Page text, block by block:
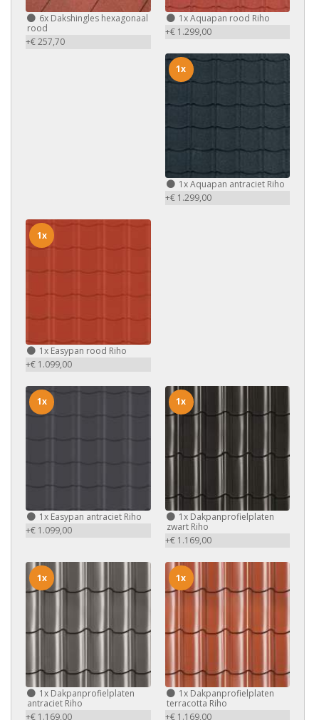
6x Dakshingles hexagonaal
rood
+€ 257,70
1xAquapan rood Riho
+€ 1.299,00
1xAquapan antraciet Riho
+€ 1.299,00
1x
1x Easypan rood Riho
+€ 1.099,00
1x
1x Easypan antraciet Riho
+€ 1.099,00
1x
1xDakpanprofielplaten
zwart Riho
+€ 1.169,00
1x
1x Dakpanprofielplaten
antraciet Riho
+€ 1.169,00
1x
1xDakpanprofielplaten
terracotta Riho
+€ 1.169,00
1x